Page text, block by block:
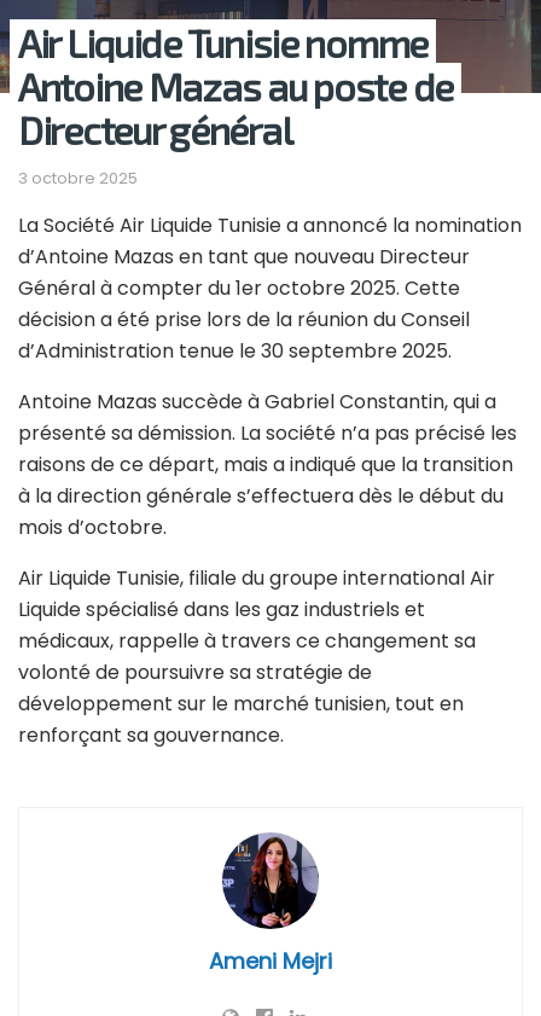
Air Liquide Tunisie nomme
Antoine Mazas au poste de
Directeur général
3 octobre 2025
La Société Air Liquide Tunisie a annoncé la nomination
d’Antoine Mazas en tant que nouveau Directeur
Général à compter du 1er octobre 2025. Cette
décision a été prise lors de la réunion du Conseil
d’Administration tenue le 30 septembre 2025.
Antoine Mazas succède à Gabriel Constantin, qui a
présenté sa démission. La société n’a pas précisé les
raisons de ce départ, mais a indiqué que la transition
à la direction générale s’effectuera dès le début du
mois d’octobre.
Air Liquide Tunisie, filiale du groupe international Air
Liquide spécialisé dans les gaz industriels et
médicaux, rappelle à travers ce changement sa
volonté de poursuivre sa stratégie de
développement sur le marché tunisien, tout en
renforçant sa gouvernance.
Ameni Mejri